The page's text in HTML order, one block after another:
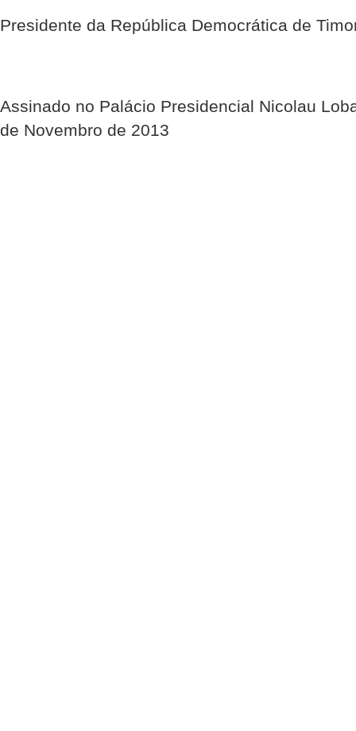
Presidente da República Democrática de
Assinado no Palácio Presidencial Nicolau
de Novembro de 2013